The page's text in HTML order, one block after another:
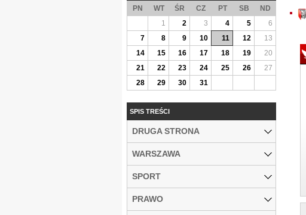
PN WT ŚR CZ PT SB
ND
1
2 3 4 5
6
7
8 9 10 11 12
13
14
15 16 17 18 19
20
21
22 23 24 25 26
27
28
29 30 31
SPIS TREŚCI
DRUGA STRONA
WARSZAWA
SPORT
PRAWO